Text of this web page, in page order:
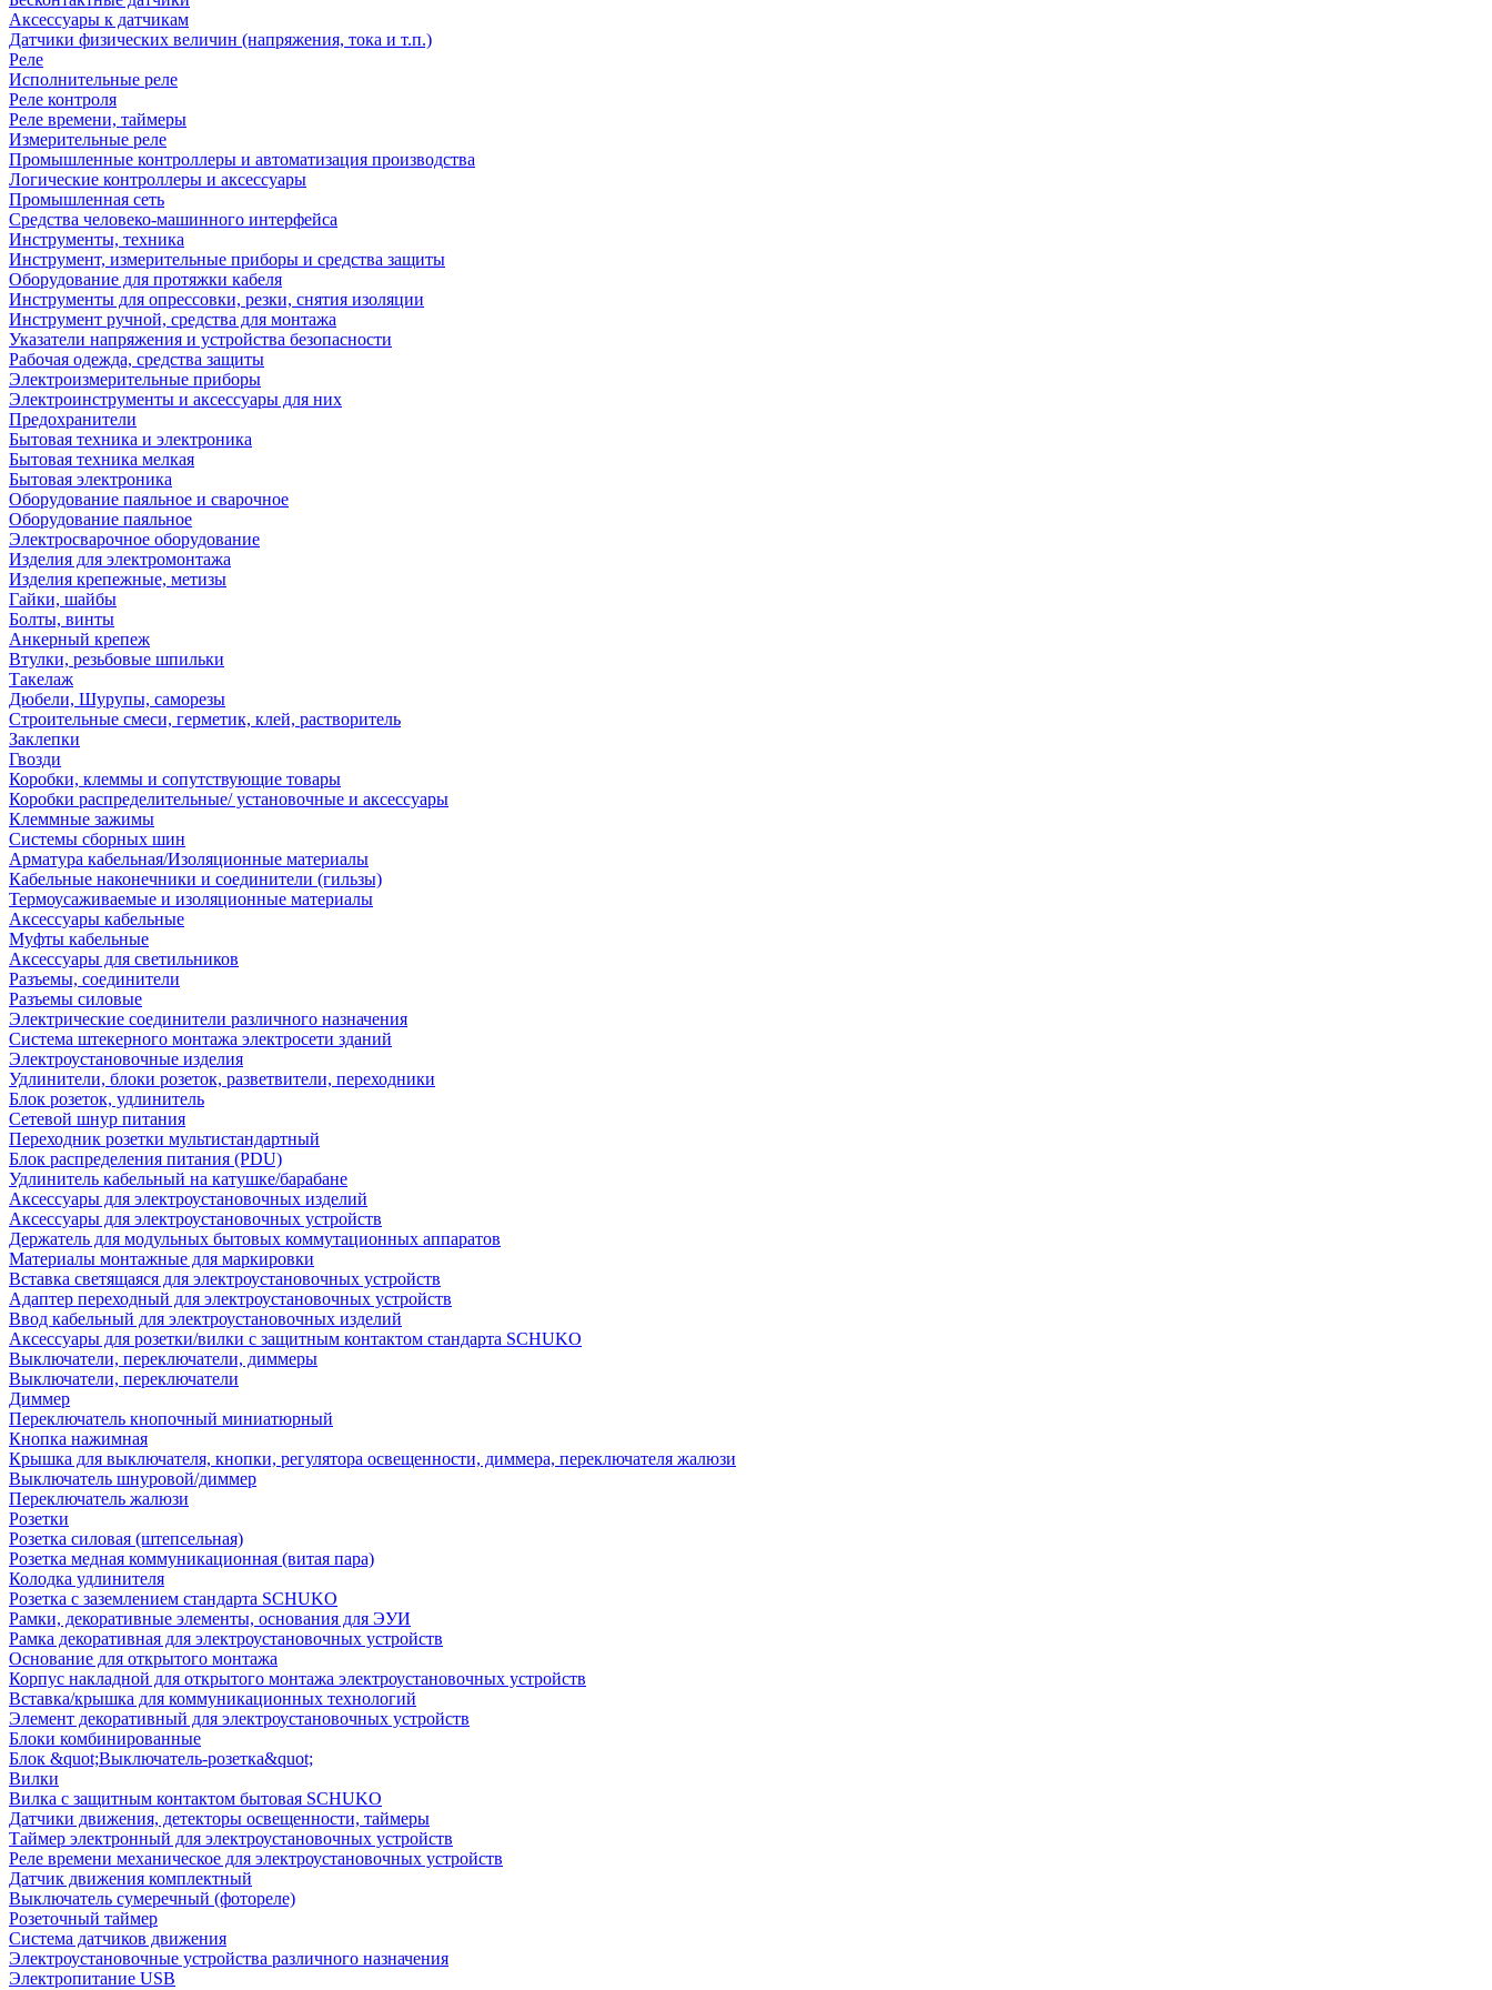
Аксессуары к датчикам
Датчики физических величин (напряжения, тока и т.п.)
Реле
Исполнительные реле
Реле контроля
Реле времени, таймеры
Измерительные реле
Промышленные контроллеры и автоматизация производства
Логические контроллеры и аксессуары
Промышленная сеть
Средства человеко-машинного интерфейса
Инструменты, техника
Инструмент, измерительные приборы и средства защиты
Оборудование для протяжки кабеля
Инструменты для опрессовки, резки, снятия изоляции
Инструмент ручной, средства для монтажа
Указатели напряжения и устройства безопасности
Рабочая одежда, средства защиты
Электроизмерительные приборы
Электроинструменты и аксессуары для них
Предохранители
Бытовая техника и электроника
Бытовая техника мелкая
Бытовая электроника
Оборудование паяльное и сварочное
Оборудование паяльное
Электросварочное оборудование
Изделия для электромонтажа
Изделия крепежные, метизы
Гайки, шайбы
Болты, винты
Анкерный крепеж
Втулки, резьбовые шпильки
Такелаж
Дюбели, Шурупы, саморезы
Строительные смеси, герметик, клей, растворитель
Заклепки
Гвозди
Коробки, клеммы и сопутствующие товары
Коробки распределительные/ установочные и аксессуары
Клеммные зажимы
Системы сборных шин
Арматура кабельная/Изоляционные материалы
Кабельные наконечники и соединители (гильзы)
Термоусаживаемые и изоляционные материалы
Аксессуары кабельные
Муфты кабельные
Аксессуары для светильников
Разъемы, соединители
Разъемы силовые
Электрические соединители различного назначения
Система штекерного монтажа электросети зданий
Электроустановочные изделия
Удлинители, блоки розеток, разветвители, переходники
Блок розеток, удлинитель
Сетевой шнур питания
Переходник розетки мультистандартный
Блок распределения питания (PDU)
Удлинитель кабельный на катушке/барабане
Аксессуары для электроустановочных изделий
Аксессуары для электроустановочных устройств
Держатель для модульных бытовых коммутационных аппаратов
Материалы монтажные для маркировки
Вставка светящаяся для электроустановочных устройств
Адаптер переходный для электроустановочных устройств
Ввод кабельный для электроустановочных изделий
Аксессуары для розетки/вилки с защитным контактом стандарта SCHUKO
Выключатели, переключатели, диммеры
Выключатели, переключатели
Диммер
Переключатель кнопочный миниатюрный
Кнопка нажимная
Крышка для выключателя, кнопки, регулятора освещенности, диммера, переключателя жалюзи
Выключатель шнуровой/диммер
Переключатель жалюзи
Розетки
Розетка силовая (штепсельная)
Розетка медная коммуникационная (витая пара)
Колодка удлинителя
Розетка с заземлением стандарта SCHUKO
Рамки, декоративные элементы, основания для ЭУИ
Рамка декоративная для электроустановочных устройств
Основание для открытого монтажа
Корпус накладной для открытого монтажа электроустановочных устройств
Вставка/крышка для коммуникационных технологий
Элемент декоративный для электроустановочных устройств
Блоки комбинированные
Блок &quot;Выключатель-розетка&quot;
Вилки
Вилка с защитным контактом бытовая SCHUKO
Датчики движения, детекторы освещенности, таймеры
Таймер электронный для электроустановочных устройств
Реле времени механическое для электроустановочных устройств
Датчик движения комплектный
Выключатель сумеречный (фотореле)
Розеточный таймер
Система датчиков движения
Электроустановочные устройства различного назначения
Электропитание USB